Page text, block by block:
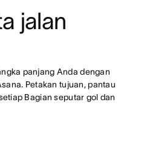
jalan
panjang Anda dengan
Petakan tujuan, pantau
Bagian seputar gol dan